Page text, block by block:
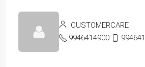
CUSTOMERCARE
9946414900